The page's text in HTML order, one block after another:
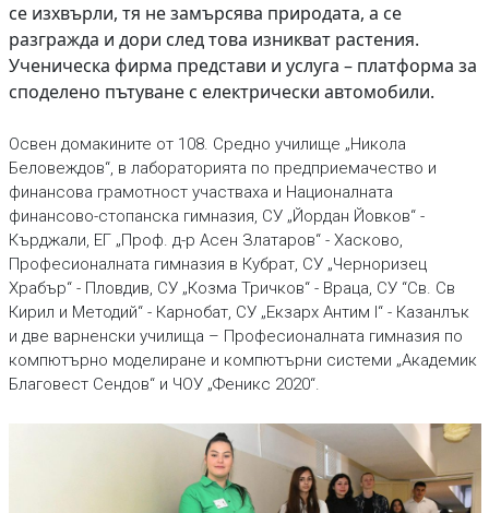
се изхвърли, тя не замърсява природата, а се
разгражда и дори след това изникват растения.
Ученическа фирма представи и услуга – платформа за
споделено пътуване с електрически автомобили.
Освен домакините от 108. Средно училище „Никола
Беловеждов“, в лабораторията по предприемачество и
финансова грамотност участваха и Националната
финансово-стопанска гимназия, СУ „Йордан Йовков“ -
Кърджали, ЕГ „Проф. д-р Асен Златаров“ - Хасково,
Професионалната гимназия в Кубрат, СУ „Черноризец
Храбър“ - Пловдив, СУ „Козма Тричков“ - Враца, СУ “Св. Св
Кирил и Методий“ - Карнобат, СУ „Екзарх Антим I“ - Казанлък
и две варненски училища – Професионалната гимназия по
компютърно моделиране и компютърни системи „Академик
Благовест Сендов“ и ЧОУ „Феникс 2020“.